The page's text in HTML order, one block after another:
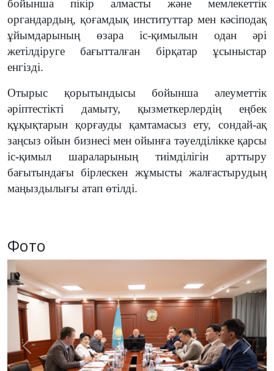
бойынша пікір алмасты және мемлекеттік
органдардың, қоғамдық институттар мен кәсіподақ
ұйымдарының өзара іс-қимылын одан әрі
жетілдіруге бағытталған бірқатар ұсыныстар
енгізді.
Отырыс қорытындысы бойынша әлеуметтік
әріптестікті дамыту, қызметкерлердің еңбек
құқықтарын қорғауды қамтамасыз ету, сондай-ақ
заңсыз ойын бизнесі мен ойынға тәуелділікке қарсы
іс-қимыл шараларының тиімділігін арттыру
бағытындағы бірлескен жұмысты жалғастырудың
маңыздылығы атап өтілді.
Фото
Previous Next